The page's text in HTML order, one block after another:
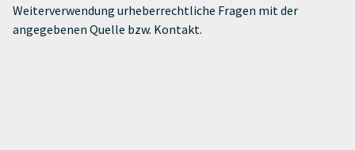
Weiterverwendung urheberrechtliche Fragen mit der
angegebenen Quelle bzw. Kontakt.